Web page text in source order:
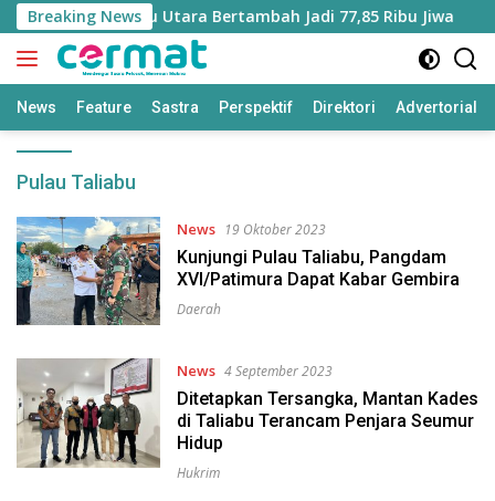
Langsung
ke
konten
Breaking News
Miskin di Maluku Utara Bertambah Jadi 77,85 Ribu Jiwa
News Feature Sastra Perspektif Direktori Advertorial
Pulau Taliabu
News 19 Oktober 2023
Kunjungi Pulau Taliabu, Pangdam
XVI/Patimura Dapat Kabar Gembira
Daerah
News 4 September 2023
Ditetapkan Tersangka, Mantan Kades
di Taliabu Terancam Penjara Seumur
Hidup
Hukrim